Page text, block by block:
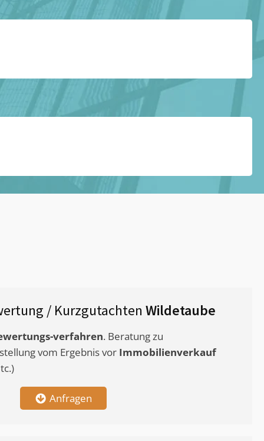
/ Kurzgutachten Wildetaube
verfahren. Beratung zu
vom Ergebnis vor Immobilienverkauf
Anfragen